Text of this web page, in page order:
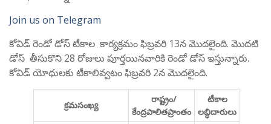
Join us on Telegram
కోవిడ్ రెండో డోస్ టీకాల కార్యక్రమం ఫిబ్రవరి 13న మొదలైంది. మొదటి
డోస్ తీసుకొని 28 రోజులు పూర్తయినవారికి రెండో డోస్ ఇస్తున్నారు.
కోవిడ్ యోధులకు టీకాలివ్వటం ఫిబ్రవరి 2న మొదలైంది.
క్రమసంఖ్య
రాష్ట్రం/
కేంద్రపాలితప్రాంతం
టీకాల
లబ్ధిదారులు